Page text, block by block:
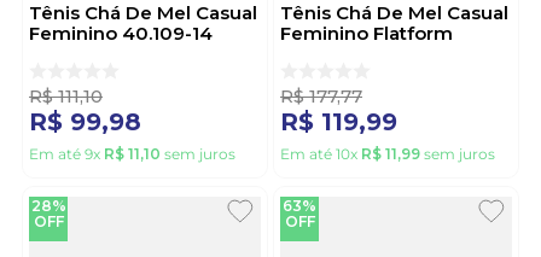
Tênis Chá De Mel Casual
Feminino 40.109-14
R$ 111,10
R$ 99,98
Em até 9x R$ 11,10 sem juros
Tênis Chá De Mel Casual
Feminino Flatform
R$ 177,77
R$ 119,99
Em até 10x R$ 11,99 sem juros
28%
OFF
63%
OFF